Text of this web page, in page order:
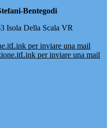
Bentegodi
Isola Della Scala VR
Link per inviare una mail
Link per inviare una mail